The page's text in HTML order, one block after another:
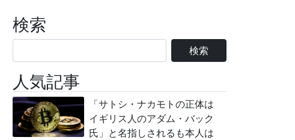
検索
検索
人気記事
「サトシ・ナカモトの正体は
イギリス人のアダム・バック
氏」と名指しされるも本人は